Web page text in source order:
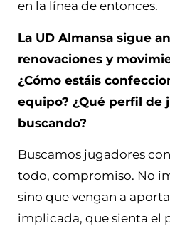
en la línea de entonces.
La UD Almansa sigue
renovaciones y
¿Cómo estáis
equipo? ¿Qué perfil de
buscando?
Buscamos jugadores
todo, compromiso. No
sino que vengan a
implicada, que sienta el